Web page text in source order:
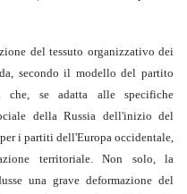
del tessuto organizzativo dei
secondo il modello del partito
che, se adatta alle specifiche
della Russia dell'inizio del
i partiti dell'Europa occidentale,
territoriale. Non solo, la
una grave deformazione del